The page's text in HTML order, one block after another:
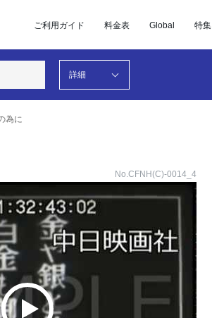
ご利用ガイド 料金表 Global 特集
詳細
為に
No.CFNH(C)-0014_4